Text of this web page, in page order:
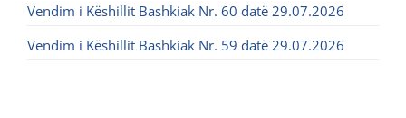
Vendim i Këshillit Bashkiak Nr. 60 datë 29.07.2026
Vendim i Këshillit Bashkiak Nr. 59 datë 29.07.2026